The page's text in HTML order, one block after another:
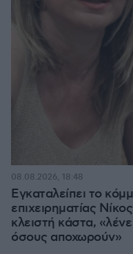
Εγκαταλείπει το
επιχειρηματίας
κλειστή κάστα,
όσους αποχωρούν»
08.08.2026, 18:48